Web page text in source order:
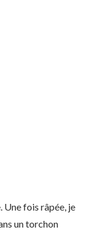
fois râpée, je
un torchon